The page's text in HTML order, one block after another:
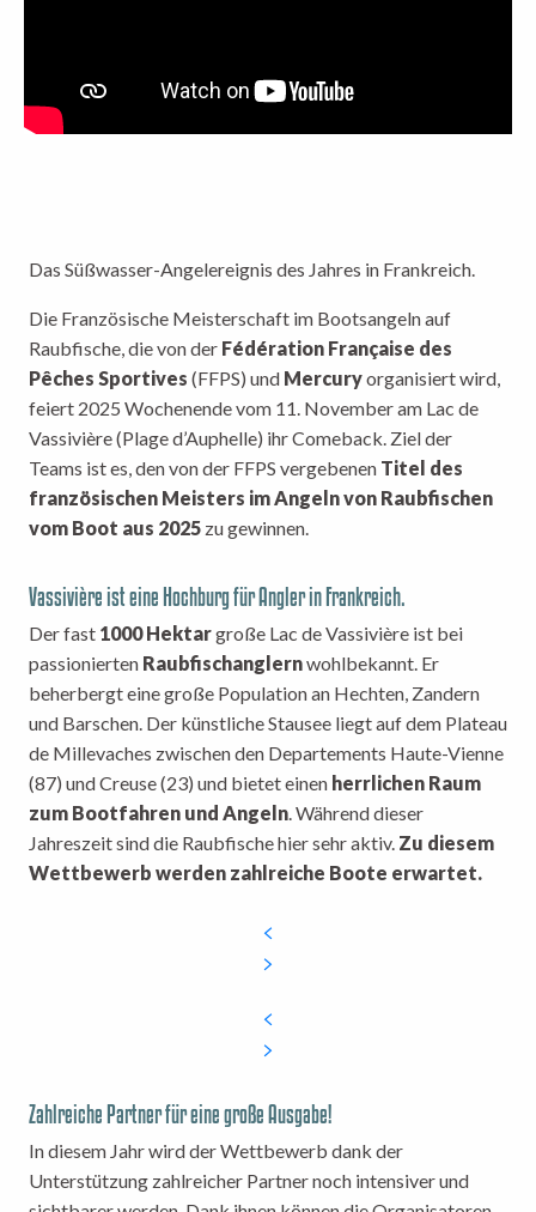
Das Süßwasser-Angelereignis des Jahres in Frankreich.
Die Französische Meisterschaft im Bootsangeln auf
Raubfische, die von der Fédération Française des
Pêches Sportives (FFPS) und Mercuryorganisiert wird,
feiert 2025 Wochenende vom 11. November am Lac de
Vassivière (Plage d’Auphelle) ihr Comeback. Ziel der
Teams ist es, den von der FFPS vergebenen Titel des
französischen Meisters im Angeln von Raubfischen
vom Boot aus 2025 zu gewinnen.
Vassivière ist eine Hochburg für Angler in Frankreich.
Der fast 1000 Hektargroße Lac de Vassivière ist bei
passionierten Raubfischanglernwohlbekannt. Er
beherbergt eine große Population an Hechten, Zandern
und Barschen. Der künstliche Stausee liegt auf dem Plateau
de Millevaches zwischen den Departements Haute-Vienne
(87) und Creuse (23) und bietet einen herrlichen Raum
zum Bootfahren und Angeln. Während dieser
Jahreszeit sind die Raubfische hier sehr aktiv. Zu diesem
Wettbewerb werden zahlreiche Boote erwartet.
Zahlreiche Partner für eine große Ausgabe!
In diesem Jahr wird der Wettbewerb dank der
Unterstützung zahlreicher Partner noch intensiver und